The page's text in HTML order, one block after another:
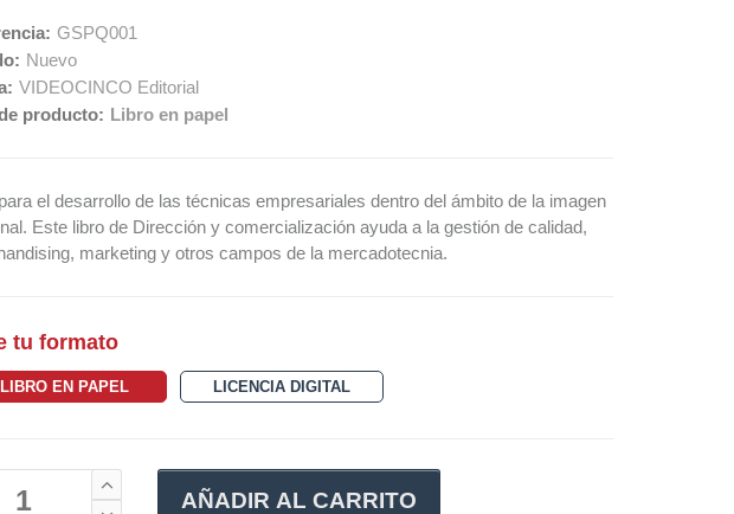
GSPQ001
Nuevo
VIDEOCINCO Editorial
producto: Libro en papel
el desarrollo de las técnicas empresariales dentro del ámbito de la imagen
Este libro de Dirección y comercialización ayuda a la gestión de calidad,
marketing y otros campos de la mercadotecnia.
tu formato
LIBRO EN PAPEL LICENCIA DIGITAL
AÑADIR AL CARRITO